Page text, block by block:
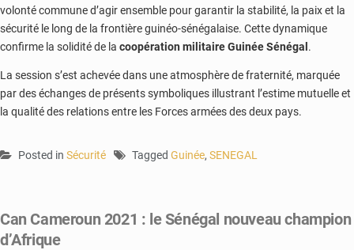
volonté commune d’agir ensemble pour garantir la stabilité, la paix et la
sécurité le long de la frontière guinéo-sénégalaise. Cette dynamique
confirme la solidité de la coopération militaire Guinée Sénégal .
La session s’est achevée dans une atmosphère de fraternité, marquée
par des échanges de présents symboliques illustrant l’estime mutuelle et
la qualité des relations entre les Forces armées des deux pays.
Posted in Sécurité Tagged Guinée, SENEGAL
Can Cameroun 2021 : le Sénégal nouveau champion
d’Afrique